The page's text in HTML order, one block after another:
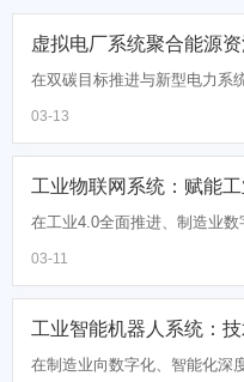
在双碳目标推进与新型电力系
03-13
在工业4.0全面推进、制造业数
03-11
在制造业向数字化、智能化深